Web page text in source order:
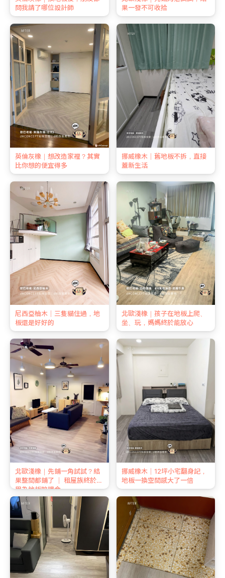
問我請了哪位設計師
果一發不可收拾
英倫灰橡｜想改造家裡？其實
比你想的便宜得多
挪威橡木｜舊地板不拆，直接
蓋新生活
尼西亞柚木｜三隻貓住過，地
板還是好好的
北歐淺橡｜孩子在地板上爬、
坐、玩，媽媽終於能放心
北歐淺橡｜先鋪一角試試？結
果整間都鋪了 ｜ 租屋族終於不
用為地板賠押金
挪威橡木｜12坪小宅翻身記，
地板一換空間感大了一倍